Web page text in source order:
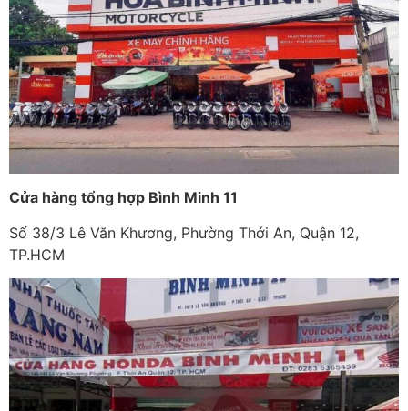
Cửa hàng tổng hợp Bình Minh 11
Số 38/3 Lê Văn Khương, Phường Thới An, Quận 12,
TP.HCM